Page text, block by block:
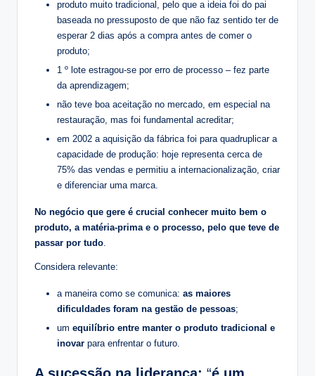
produto muito tradicional, pelo que a ideia foi do pai
baseada no pressuposto de que não faz sentido ter de
esperar 2 dias após a compra antes de comer o
produto;
1 º lote estragou-se por erro de processo – fez parte
da aprendizagem;
não teve boa aceitação no mercado, em especial na
restauração, mas foi fundamental acreditar;
em 2002 a aquisição da fábrica foi para quadruplicar a
capacidade de produção: hoje representa cerca de
75% das vendas e permitiu a internacionalização, criar
e diferenciar uma marca.
No negócio que gere é crucial conhecer muito bem o
produto, a matéria-prima e o processo, pelo que teve de
passar por tudo.
Considera relevante:
a maneira como se comunica: as maiores
dificuldades foram na gestão de pessoas;
um equilíbrio entre manter o produto tradicional e
inovar para enfrentar o futuro.